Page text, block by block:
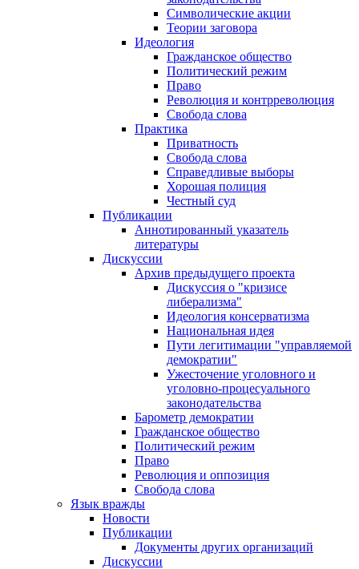
Символические акции
Теории заговора
Идеология
Гражданское общество
Политический режим
Право
Революция и контрреволюция
Свобода слова
Практика
Приватность
Свобода слова
Справедливые выборы
Хорошая полиция
Честный суд
Публикации
Аннотированный указатель
литературы
Дискуссии
Архив предыдущего проекта
Дискуссия о "кризисе
либерализма"
Идеология консерватизма
Национальная идея
Пути легитимации "управляемой
демократии"
Ужесточение уголовного и
уголовно-процесуального
законодательства
Барометр демократии
Гражданское общество
Политический режим
Право
Революция и оппозиция
Свобода слова
Язык вражды
Новости
Публикации
Документы других организаций
Дискуссии